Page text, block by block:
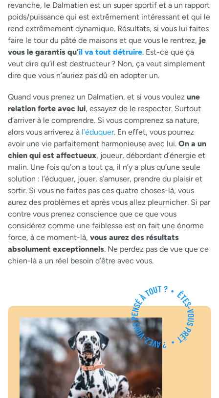
revanche, le Dalmatien est un super sportif et a un rapport
poids/puissance qui est extrêmement intéressant et qui le
rend extrêmement dynamique. Résultats, si vous lui faites
faire le tour du pâté de maisons et que vous le rentrez, je
vous le garantis qu’il va tout détruire. Est-ce que ça
veut dire qu’il est destructeur ? Non, ça veut simplement
dire que vous n’auriez pas dû en adopter un.
Quand vous prenez un Dalmatien, et si vous voulez une
relation forte avec lui, essayez de le respecter. Surtout
d’arriver à le comprendre. Si vous comprenez sa nature,
alors vous arriverez à l’éduquer. En effet, vous pourrez
avoir une vie parfaitement harmonieuse avec lui. On a un
chien qui est affectueux, joueur, débordant d’énergie et
malin. Une fois qu’on a tout ça, il n’y a plus qu’une seule
solution : l’éduquer, jouer, s’amuser, prendre du plaisir et
sortir. Si vous ne faites pas ces quatre choses-là, vous
aurez des problèmes et après vous allez pleurnicher. Si par
contre vous prenez conscience que ce que vous
considérez comme une faiblesse est en fait une énorme
force, à ce moment-là, vous aurez des résultats
absolument exceptionnels. Ne perdez pas de vue que ce
chien-là a un réel besoin d’être avec vous.